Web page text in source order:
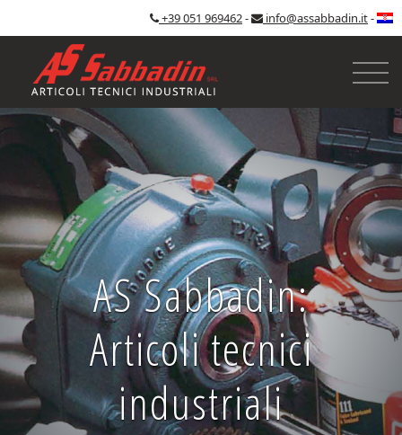
+39 051 969462- info@assabbadin.it-
AS Sabbadin:
Articoli tecnici
industriali